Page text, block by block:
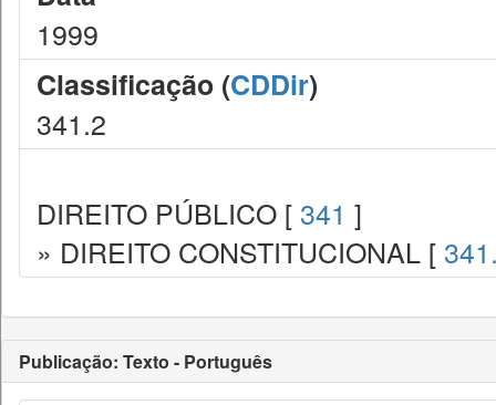
1999
Classificação (CDDir)
341.2
DIREITO PÚBLICO [ 341 ]
» DIREITO CONSTITUCIONAL [
Publicação: Texto - Português